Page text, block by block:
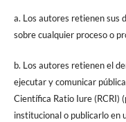
a. Los autores retienen sus
sobre cualquier proceso o
b. Los autores retienen el
ejecutar y comunicar
Científica Ratio Iure (RCRI)
institucional o publicarlo en